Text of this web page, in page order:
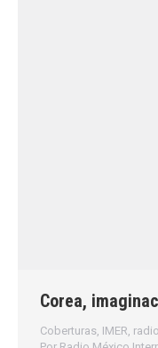
Corea,
Coberturas IMER